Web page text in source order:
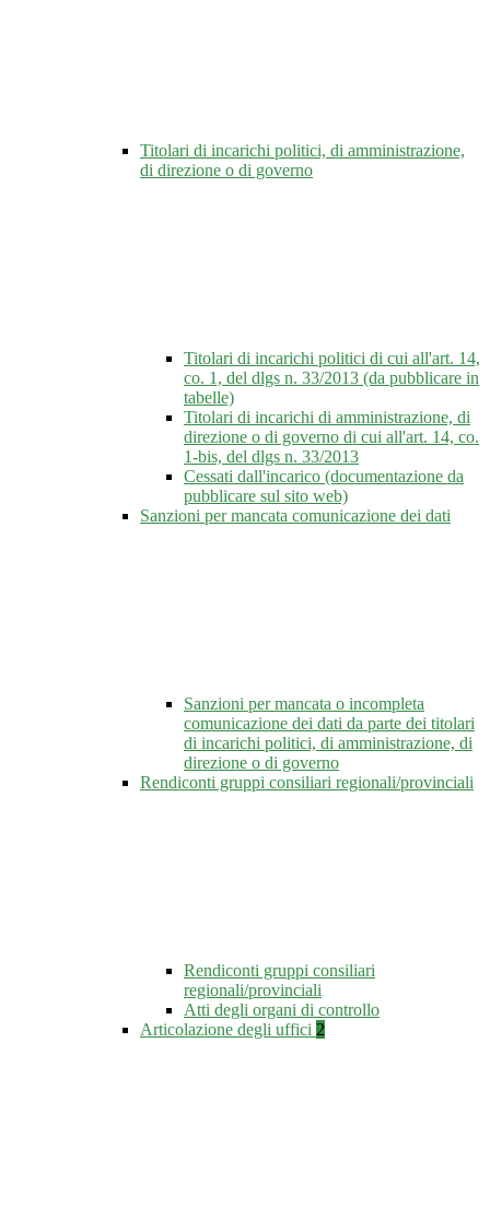
Titolari di incarichi politici, di amministrazione,
di direzione o di governo
Titolari di incarichi politici di cui all'art. 14,
co. 1, del dlgs n. 33/2013 (da pubblicare in
tabelle)
Titolari di incarichi di amministrazione, di
direzione o di governo di cui all'art. 14, co.
1-bis, del dlgs n. 33/2013
Cessati dall'incarico (documentazione da
pubblicare sul sito web)
Sanzioni per mancata comunicazione dei dati
Sanzioni per mancata o incompleta
comunicazione dei dati da parte dei titolari
di incarichi politici, di amministrazione, di
direzione o di governo
Rendiconti gruppi consiliari regionali/provinciali
Rendiconti gruppi consiliari
regionali/provinciali
Atti degli organi di controllo
Articolazione degli uffici 2